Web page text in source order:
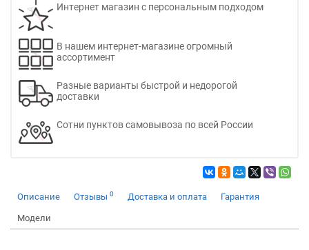
Интернет магазин с персональным подходом
В нашем интернет-магазине огромный
ассортимент
Разные варианты быстрой и недорогой
доставки
Сотни пунктов самовывоза по всей России
Описание Отзывы 0 Доставка и оплата Гарантия
Модели